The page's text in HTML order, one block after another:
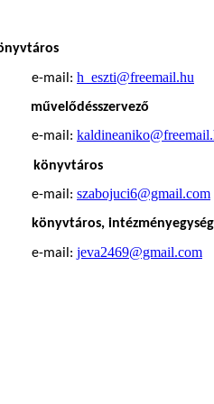
e-mail: h_eszti@freemail.hu
e-mail:
e-mail: szabojuci6@gmail.com
intézményegység-
e-mail: jeva2469@gmail.com